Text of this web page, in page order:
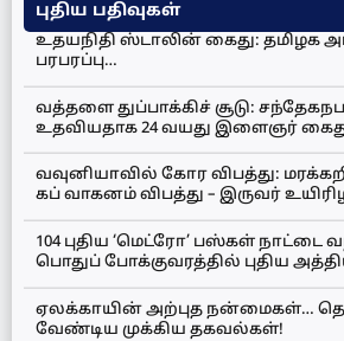
புதிய பதிவுகள்
உதயநிதி ஸ்டாலின் கைது: தமிழக
பரபரப்பு…
வத்தளை துப்பாக்கிச் சூடு:
உதவியதாக 24 வயது இளைஞர்
வவுனியாவில் கோர விபத்து:
கப் வாகனம் விபத்து – இருவர்
104 புதிய ‘மெட்ரோ’ பஸ்கள்
பொதுப் போக்குவரத்தில் புதிய
ஏலக்காயின் அற்புத நன்மைகள்…
வேண்டிய முக்கிய தகவல்கள்!